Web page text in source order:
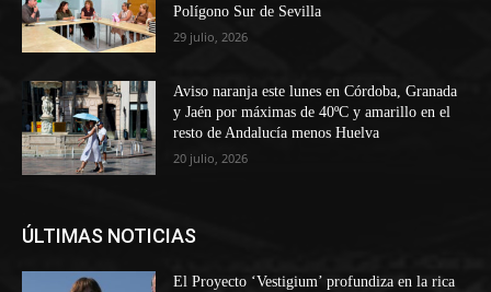
Polígono Sur de Sevilla
29 julio, 2026
Aviso naranja este lunes en Córdoba, Granada
y Jaén por máximas de 40ºC y amarillo en el
resto de Andalucía menos Huelva
20 julio, 2026
ÚLTIMAS NOTICIAS
El Proyecto ‘Vestigium’ profundiza en la rica